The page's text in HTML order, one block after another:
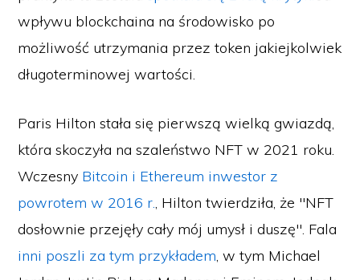
wpływu blockchaina na środowisko po
możliwość utrzymania przez token jakiejkolwiek
długoterminowej wartości.
Paris Hilton stała się pierwszą wielką gwiazdą,
która skoczyła na szaleństwo NFT w 2021 roku.
Wczesny Bitcoin i Ethereum inwestor z
powrotem w 2016 r., Hilton twierdziła, że "NFT
dosłownie przejęły cały mój umysł i duszę". Fala
inni poszli za tym przykładem, w tym Michael